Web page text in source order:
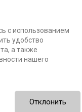
с использованием
удобство
а также
нашего
Отклонить